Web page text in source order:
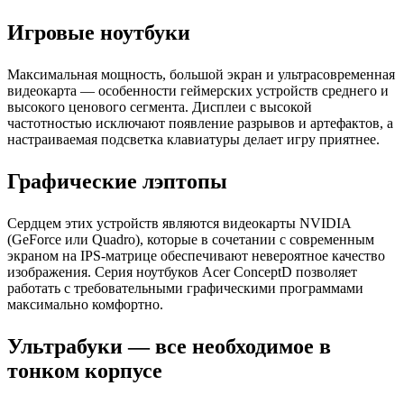
Игровые ноутбуки
Максимальная мощность, большой экран и ультрасовременная
видеокарта — особенности геймерских устройств среднего и
высокого ценового сегмента. Дисплеи с высокой
частотностью исключают появление разрывов и артефактов, а
настраиваемая подсветка клавиатуры делает игру приятнее.
Графические лэптопы
Сердцем этих устройств являются видеокарты NVIDIA
(GeForce или Quadro), которые в сочетании с современным
экраном на IPS-матрице обеспечивают невероятное качество
изображения. Серия ноутбуков Acer ConceptD позволяет
работать с требовательными графическими программами
максимально комфортно.
Ультрабуки — все необходимое в
тонком корпусе